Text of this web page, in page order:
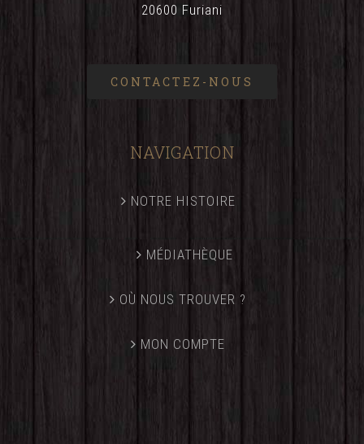
20600 Furiani
CONTACTEZ-NOUS
NAVIGATION
NOTRE HISTOIRE
MÉDIATHÈQUE
OÙ NOUS TROUVER ?
MON COMPTE